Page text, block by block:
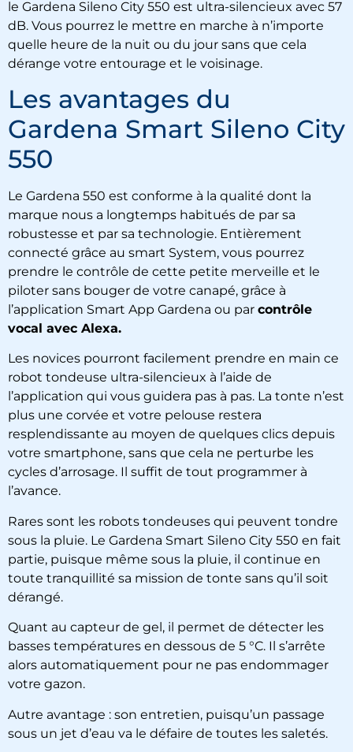
le Gardena Sileno City 550 est ultra-silencieux avec 57
dB. Vous pourrez le mettre en marche à n’importe
quelle heure de la nuit ou du jour sans que cela
dérange votre entourage et le voisinage.
Les avantages du
Gardena Smart Sileno City
550
Le Gardena 550 est conforme à la qualité dont la
marque nous a longtemps habitués de par sa
robustesse et par sa technologie. Entièrement
connecté grâce au smart System, vous pourrez
prendre le contrôle de cette petite merveille et le
piloter sans bouger de votre canapé, grâce à
l’application Smart App Gardena ou par contrôle
vocal avec Alexa.
Les novices pourront facilement prendre en main ce
robot tondeuse ultra-silencieux à l’aide de
l’application qui vous guidera pas à pas. La tonte n’est
plus une corvée et votre pelouse restera
resplendissante au moyen de quelques clics depuis
votre smartphone, sans que cela ne perturbe les
cycles d’arrosage. Il suffit de tout programmer à
l’avance.
Rares sont les robots tondeuses qui peuvent tondre
sous la pluie. Le Gardena Smart Sileno City 550 en fait
partie, puisque même sous la pluie, il continue en
toute tranquillité sa mission de tonte sans qu’il soit
dérangé.
Quant au capteur de gel, il permet de détecter les
basses températures en dessous de 5 °C. Il s’arrête
alors automatiquement pour ne pas endommager
votre gazon.
Autre avantage : son entretien, puisqu’un passage
sous un jet d’eau va le défaire de toutes les saletés.